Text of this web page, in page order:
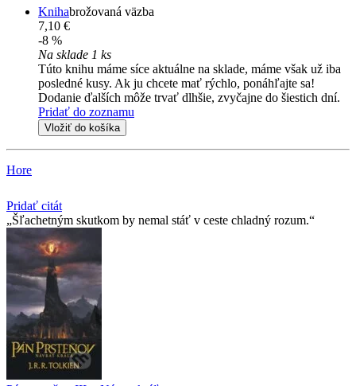
Knihabrožovaná väzba
7,10 €
-8 %
Na sklade 1 ks
Túto knihu máme síce aktuálne na sklade, máme však už iba
posledné kusy. Ak ju chcete mať rýchlo, ponáhľajte sa!
Dodanie ďalších môže trvať dlhšie, zvyčajne do šiestich dní.
Pridať do zoznamu
Vložiť do košíka
Hore
Pridať citát
Šľachetným skutkom by nemal stáť v ceste chladný rozum.